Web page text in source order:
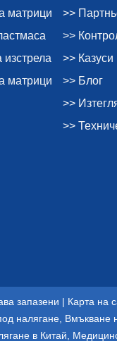
матрици
матрици
>>
>>
>> Казуси
>> Блог
>>
>>
запазени | Карта на
налягане Вмъкване
в Китай